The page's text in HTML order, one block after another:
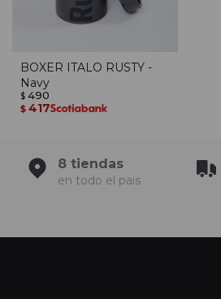
BOXER ITALO RUSTY -
Navy
$ 490
$ 417
8 tiendas
en todo el pais